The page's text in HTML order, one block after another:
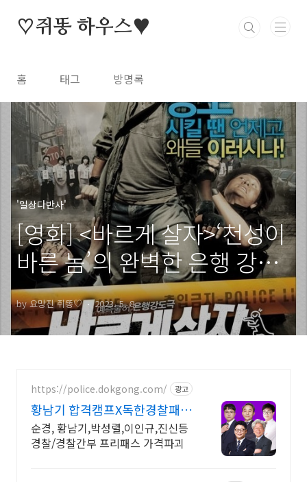
♡쥐똥 하우스♥
홈 태그 방명록
'일상다반사'
[영화] <바르게 살자>‘천성이
바른 놈’의 완벽한 은행 강도
극!
by 요망진 쥐똥♡ 2023. 5. 8.
https://police.dokgong.com/ 광고
황남기 합격캠프X독한경찰패스
수강생 2명중 1명 합격!
순경, 황남기,박성렬,이인규,진신등
경찰/경찰간부 프리패스 가격파괴